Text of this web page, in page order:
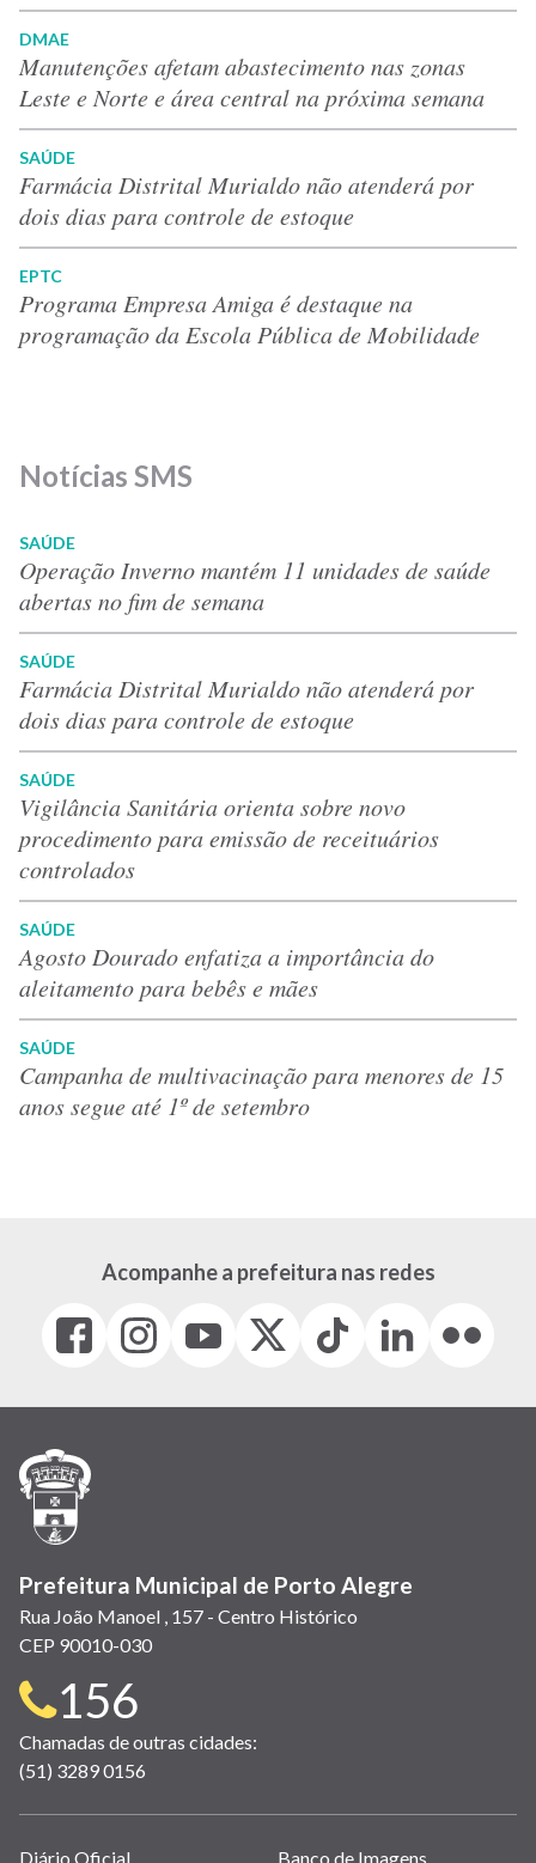
DMAE
Manutenções afetam abastecimento nas zonas
Leste e Norte e área central na próxima semana
SAÚDE
Farmácia Distrital Murialdo não atenderá por
dois dias para controle de estoque
EPTC
Programa Empresa Amiga é destaque na
programação da Escola Pública de Mobilidade
Notícias SMS
SAÚDE
Operação Inverno mantém 11 unidades de saúde
abertas no fim de semana
SAÚDE
Farmácia Distrital Murialdo não atenderá por
dois dias para controle de estoque
SAÚDE
Vigilância Sanitária orienta sobre novo
procedimento para emissão de receituários
controlados
SAÚDE
Agosto Dourado enfatiza a importância do
aleitamento para bebês e mães
SAÚDE
Campanha de multivacinação para menores de 15
anos segue até 1º de setembro
Acompanhe a prefeitura nas redes
Facebook
(link
em
janela)
Instagram
(link
em
(link
em
(Antigo
(link
Tiktok
(link
em
LinkedIn
(link
em
(link
em
Prefeitura Municipal de Porto Alegre
Rua João Manoel , 157 - Centro Histórico
CEP 90010-030
Telefone
para
contato:
156
Chamadas de outras cidades:
(51) 3289 0156
Links
Diário Oficial Banco de Imagens